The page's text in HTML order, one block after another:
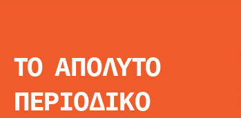
ΤΟ ΑΠΟΛΥΤΟ
ΠΕΡΙΟΔΙΚΟ